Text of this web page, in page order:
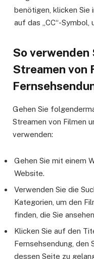
benötigen, klicken Sie
auf das „CC“-Symbol,
So verwenden
Streamen von
Gehen Sie
Streamen von Filmen
verwenden:
Gehen Sie mit einem
Website.
Verwenden Sie die
Kategorien, um den
finden, die Sie
Klicken Sie auf den
Fernsehsendung, den
dessen Seite zu